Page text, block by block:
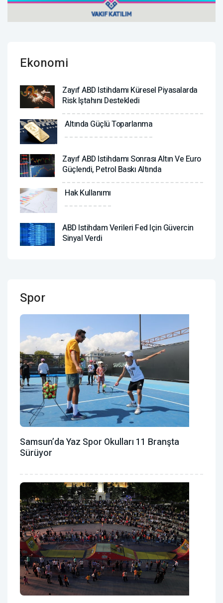
Ekonomi
Zayıf ABD Istihdamı Küresel Piyasalarda
Risk Iştahını Destekledi
Altında Güçlü Toparlanma
Zayıf ABD Istihdamı Sonrası Altın Ve Euro
Güçlendi, Petrol Baskı Altında
Hak Kullanımı
ABD Istihdam Verileri Fed Için Güvercin
Sinyal Verdi
Spor
Samsun’da Yaz Spor Okulları 11 Branşta
Sürüyor